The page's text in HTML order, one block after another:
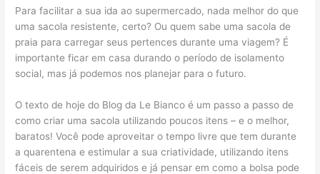
Para facilitar a sua ida ao supermercado, nada melhor do que
uma sacola resistente, certo? Ou quem sabe uma sacola de
praia para carregar seus pertences durante uma viagem? É
importante ficar em casa durando o período de isolamento
social, mas já podemos nos planejar para o futuro.
O texto de hoje do Blog da Le Bianco é um passo a passo de
como criar uma sacola utilizando poucos itens – e o melhor,
baratos! Você pode aproveitar o tempo livre que tem durante
a quarentena e estimular a sua criatividade, utilizando itens
fáceis de serem adquiridos e já pensar em como a bolsa pode